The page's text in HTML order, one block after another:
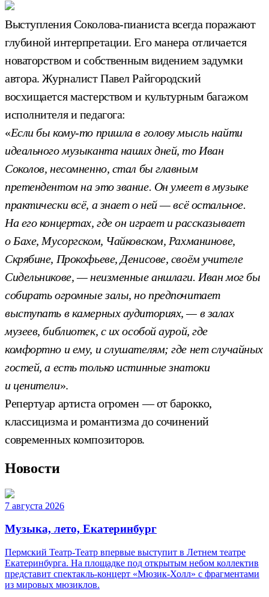
Выступления Соколова-пианиста всегда поражают
глубиной интерпретации. Его манера отличается
новаторством и собственным видением задумки
автора. Журналист Павел Райгородский
восхищается мастерством и культурным багажом
исполнителя и педагога:
«Если бы кому-то пришла в голову мысль найти
идеального музыканта наших дней, то Иван
Соколов, несомненно, стал бы главным
претендентом на это звание. Он умеет в музыке
практически всё, а знает о ней — всё остальное.
На его концертах, где он играет и рассказывает
о Бахе, Мусоргском, Чайковском, Рахманинове,
Скрябине, Прокофьеве, Денисове, своём учителе
Сидельникове, — неизменные аншлаги. Иван мог бы
собирать огромные залы, но предпочитает
выступать в камерных аудиториях, — в залах
музеев, библиотек, с их особой аурой, где
комфортно и ему, и слушателям; где нет случайных
гостей, а есть только истинные знатоки
и ценители».
Репертуар артиста огромен — от барокко,
классицизма и романтизма до сочинений
современных композиторов.
Новости
7 августа 2026
Музыка, лето, Екатеринбург
Пермский Театр-Театр впервые выступит в Летнем театре
Екатеринбурга. На площадке под открытым небом коллектив
представит спектакль-концерт «Мюзик-Холл» с фрагментами
из мировых мюзиклов.